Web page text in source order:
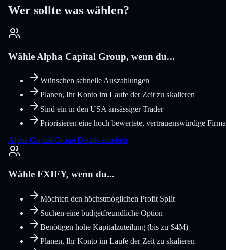
Wer sollte was wählen?
Wähle Alpha Capital Group, wenn du...
Wünschen schnelle Auszahlungen
Planen, Ihr Konto im Laufe der Zeit zu skalieren
Sind ein in den USA ansässiger Trader
Priorisieren eine hoch bewertete, vertrauenswürdige Firma
Alpha Capital Group Details ansehen
Wähle FXIFY, wenn du...
Möchten den höchstmöglichen Profit Split
Suchen eine budgetfreundliche Option
Benötigen hohe Kapitalzuteilung (bis zu $4M)
Planen, Ihr Konto im Laufe der Zeit zu skalieren